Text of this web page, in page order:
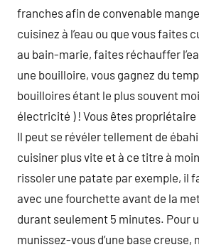
franches afin de convenable
cuisinez à l’eau ou que vous faites
au bain-marie, faites réchauffer
une bouilloire, vous gagnez du
bouilloires étant le plus souvent
électricité ) ! Vous êtes propriétaire
Il peut se révéler tellement de
cuisiner plus vite et à ce titre à
rissoler une patate par exemple, il
avec une fourchette avant de la
durant seulement 5 minutes. Pour
munissez-vous d’une base creuse,